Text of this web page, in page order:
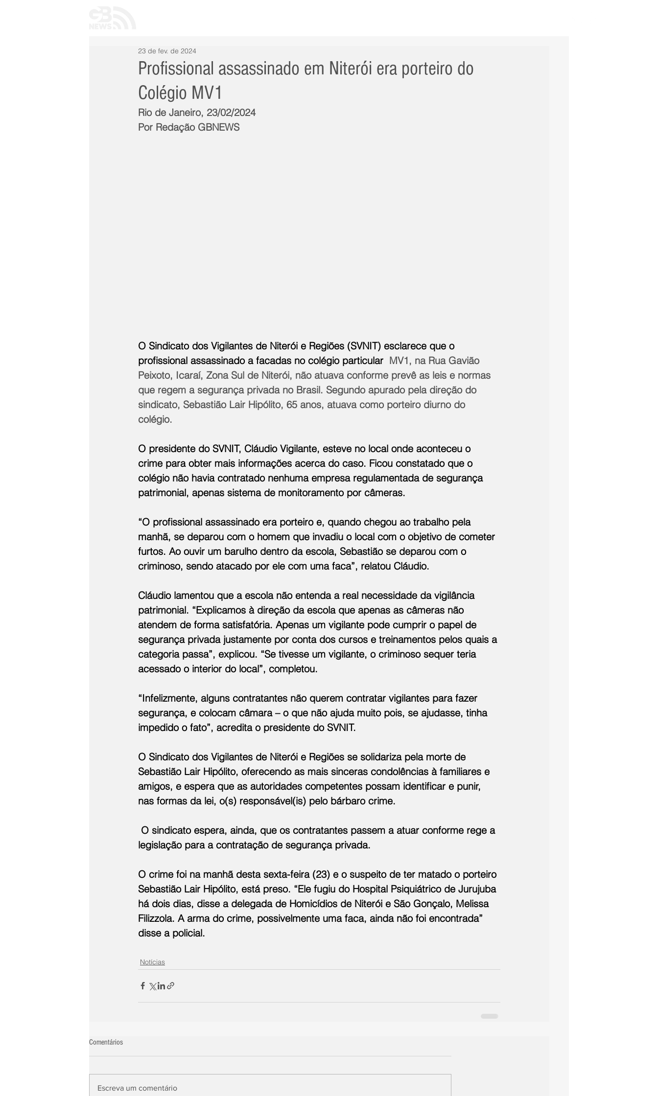
Profissional assassinado em Niterói era porteiro do
Colégio MV1
23 de fev. de 2024
Rio de Janeiro, 23/02/2024
Por Redação GBNEWS
O Sindicato dos Vigilantes de Niterói e Regiões (SVNIT) esclarece que o
profissional assassinado a facadas no colégio particular MV1, na Rua Gavião
Peixoto, Icaraí, Zona Sul de Niterói, não atuava conforme prevê as leis e normas
que regem a segurança privada no Brasil. Segundo apurado pela direção do
sindicato, Sebastião Lair Hipólito, 65 anos, atuava como porteiro diurno do
colégio.
O presidente do SVNIT, Cláudio Vigilante, esteve no local onde aconteceu o
crime para obter mais informações acerca do caso. Ficou constatado que o
colégio não havia contratado nenhuma empresa regulamentada de segurança
patrimonial, apenas sistema de monitoramento por câmeras.
“O profissional assassinado era porteiro e, quando chegou ao trabalho pela
manhã, se deparou com o homem que invadiu o local com o objetivo de cometer
furtos. Ao ouvir um barulho dentro da escola, Sebastião se deparou com o
criminoso, sendo atacado por ele com uma faca”, relatou Cláudio.
Cláudio lamentou que a escola não entenda a real necessidade da vigilância
patrimonial. “Explicamos à direção da escola que apenas as câmeras não
atendem de forma satisfatória. Apenas um vigilante pode cumprir o papel de
segurança privada justamente por conta dos cursos e treinamentos pelos quais a
categoria passa”, explicou. “Se tivesse um vigilante, o criminoso sequer teria
acessado o interior do local”, completou.
“Infelizmente, alguns contratantes não querem contratar vigilantes para fazer
segurança, e colocam câmara – o que não ajuda muito pois, se ajudasse, tinha
impedido o fato”, acredita o presidente do SVNIT.
O Sindicato dos Vigilantes de Niterói e Regiões se solidariza pela morte de
Sebastião Lair Hipólito, oferecendo as mais sinceras condolências à familiares e
amigos, e espera que as autoridades competentes possam identificar e punir,
nas formas da lei, o(s) responsável(is) pelo bárbaro crime.
O sindicato espera, ainda, que os contratantes passem a atuar conforme rege a
legislação para a contratação de segurança privada.
O crime foi na manhã desta sexta-feira (23) e o suspeito de ter matado o porteiro
Sebastião Lair Hipólito, está preso. “Ele fugiu do Hospital Psiquiátrico de Jurujuba
há dois dias, disse a delegada de Homicídios de Niterói e São Gonçalo, Melissa
Filizzola. A arma do crime, possivelmente uma faca, ainda não foi encontrada”
disse a policial.
Notícias
Comentários
Escreva um comentário